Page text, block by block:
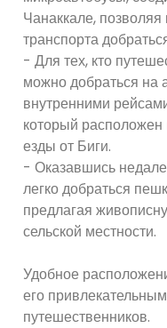
Чанаккале, позволяя
транспорта
- Для тех, кто
можно добраться на
внутренними
который
езды от Биги.
- Оказавшись
легко добраться
предлагая
сельской местности.
Удобное
его
путешественников.